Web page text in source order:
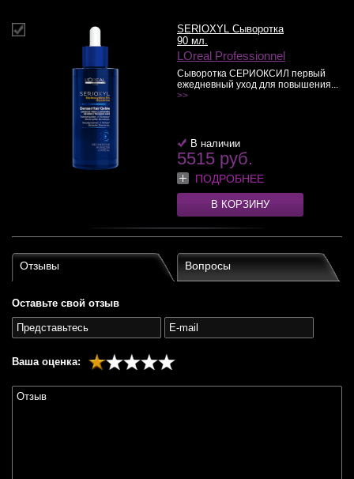
SERIOXYL Сыворотка
90 мл.
LOreal Professionnel
Сыворотка СЕРИОКСИЛ первый
ежедневный уход для повышения...
>>
В наличии
5515 руб.
ПОДРОБНЕЕ
В КОРЗИНУ
Отзывы Вопросы
Оставьте свой отзыв
Ваша оценка: